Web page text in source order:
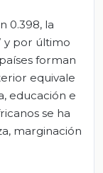
0.398, la
y por último
forman
equivale
educación e
se ha
marginación